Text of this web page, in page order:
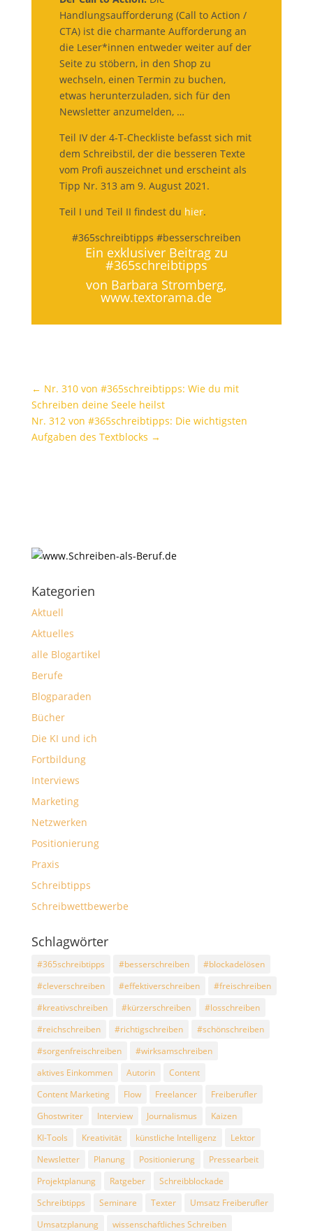
Handlungsaufforderung (Call to Action /
CTA) ist die charmante Aufforderung an
die Leser*innen entweder weiter auf der
Seite zu stöbern, in den Shop zu
wechseln, einen Termin zu buchen,
etwas herunterzuladen, sich für den
Newsletter anzumelden, …
Teil IV der 4-T-Checkliste befasst sich mit
dem Schreibstil, der die besseren Texte
vom Profi auszeichnet und erscheint als
Tipp Nr. 313 am 9. August 2021.
Teil I und Teil II findest du hier.
#365schreibtipps #besserschreiben
Ein exklusiver Beitrag zu
#365schreibtipps
von Barbara Stromberg,
www.textorama.de
← Nr. 310 von #365schreibtipps: Wie du mit
Schreiben deine Seele heilst
Nr. 312 von #365schreibtipps: Die wichtigsten
Aufgaben des Textblocks →
Kategorien
Aktuell
Aktuelles
alle Blogartikel
Berufe
Blogparaden
Bücher
Die KI und ich
Fortbildung
Interviews
Marketing
Netzwerken
Positionierung
Praxis
Schreibtipps
Schreibwettbewerbe
Schlagwörter
#365schreibtipps #besserschreiben
#blockadelösen
#cleverschreiben
#effektiverschreiben
#freischreiben
#kreativschreiben
#kürzerschreiben
#losschreiben
#reichschreiben
#richtigschreiben
#schönschreiben
#sorgenfreischreiben
#wirksamschreiben
aktives Einkommen
Autorin
Content
Content Marketing
Flow Freelancer
Freiberufler
Ghostwriter
Interview Journalismus
Kaizen
KI-Tools
Kreativität künstliche Intelligenz
Lektor
Newsletter
Planung Positionierung
Pressearbeit
Projektplanung
Ratgeber
Schreibblockade
Schreibtipps
Seminare Texter
Umsatz Freiberufler
Umsatzplanung
wissenschaftliches Schreiben